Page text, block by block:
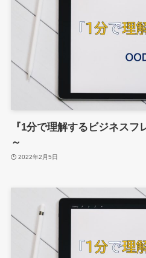
『1分で理解するビジネス
～
2022年2月5日